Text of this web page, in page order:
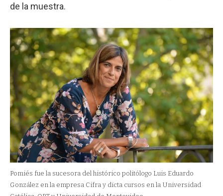
de la muestra.
Pomiés fue la sucesora del histórico politólogo Luis Eduardo
González en la empresa Cifra y dicta cursos en la Universidad